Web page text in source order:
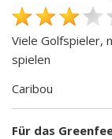
Viele Golfspieler,
spielen
Caribou
Für das